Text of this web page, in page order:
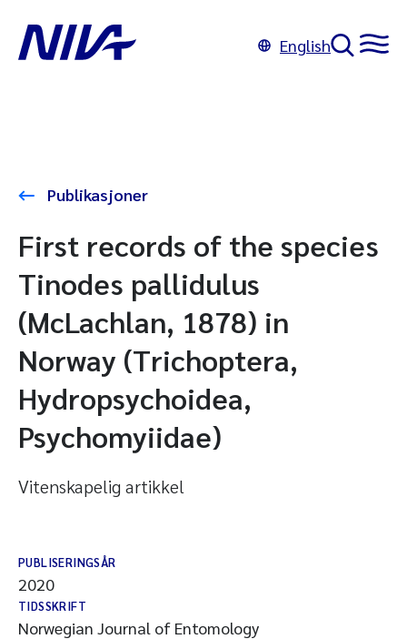
English
Publikasjoner
First records of the species
Tinodes pallidulus
(McLachlan, 1878) in
Norway (Trichoptera,
Hydropsychoidea,
Psychomyiidae)
Vitenskapelig artikkel
PUBLISERINGSÅR
2020
TIDSSKRIFT
Norwegian Journal of Entomology